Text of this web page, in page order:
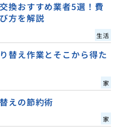
換おすすめ業者5選！費
方を解説
生活
替え作業とそこから得た
家
えの節約術
家